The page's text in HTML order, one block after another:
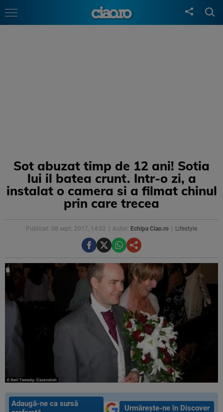
Sot abuzat timp de 12 ani! Sotia
lui il batea crunt. Intr-o zi, a
instalat o camera si a filmat chinul
prin care trecea
Publicat: 08 sept. 2017, 14:02 Autor: Echipa Ciao.ro Lifestyle
Adaugă-ne ca sursă
Urmărește-ne în Discover